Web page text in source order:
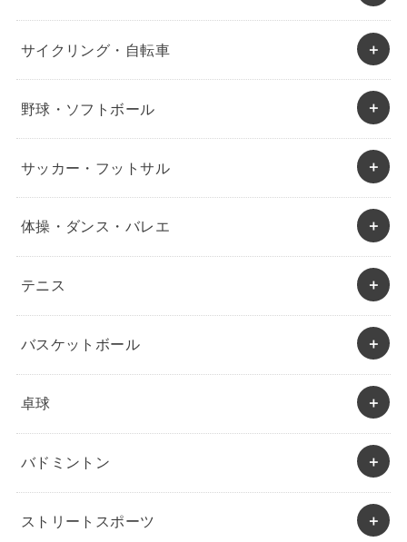
サイクリング・自転車
野球・ソフトボール
サッカー・フットサル
体操・ダンス・バレエ
テニス
バスケットボール
卓球
バドミントン
ストリートスポーツ